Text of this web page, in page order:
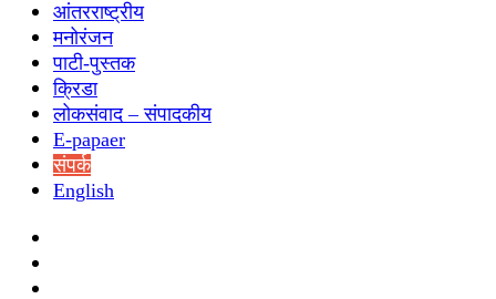
आंतरराष्ट्रीय
मनोरंजन
पाटी-पुस्तक
क्रिडा
लोकसंवाद – संपादकीय
E-papaer
संपर्क
English